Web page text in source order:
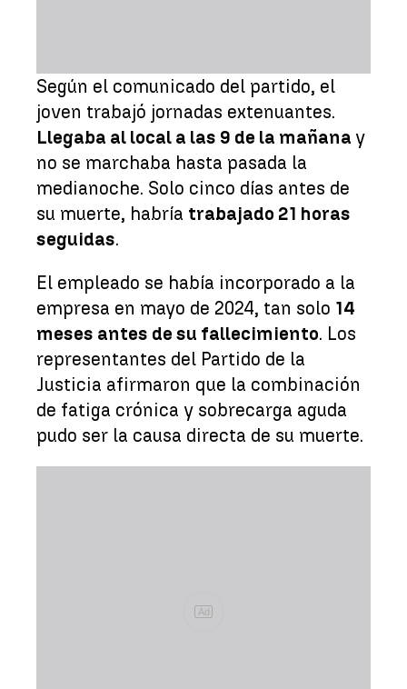
Según el comunicado del partido, el
joven trabajó jornadas extenuantes.
Llegaba al local a las 9 de la mañana y
no se marchaba hasta pasada la
medianoche. Solo cinco días antes de
su muerte, habría trabajado 21 horas
seguidas.
El empleado se había incorporado a la
empresa en mayo de 2024, tan solo 14
meses antes de su fallecimiento. Los
representantes del Partido de la
Justicia afirmaron que la combinación
de fatiga crónica y sobrecarga aguda
pudo ser la causa directa de su muerte.
Ad